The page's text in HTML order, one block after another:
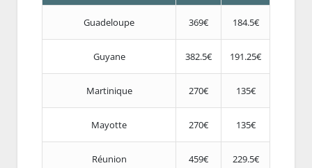
Guadeloupe 369€ 184.5€
Guyane 382.5€ 191.25€
Martinique 270€ 135€
Mayotte 270€ 135€
Réunion 459€ 229.5€